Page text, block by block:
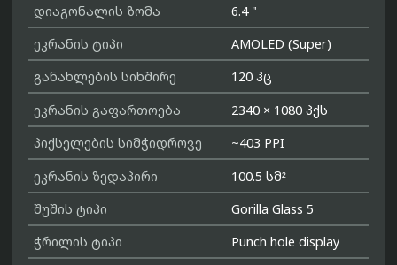
დიაგონალის ზომა
6.4 "
ეკრანის ტიპი
AMOLED (Super)
განახლების სიხშირე
120 ჰც
ეკრანის გაფართოება
2340 × 1080 პქს
პიქსელების სიმჭიდროვე
~403 PPI
ეკრანის ზედაპირი
100.5 სმ²
შუშის ტიპი
Gorilla Glass 5
ჭრილის ტიპი
Punch hole display